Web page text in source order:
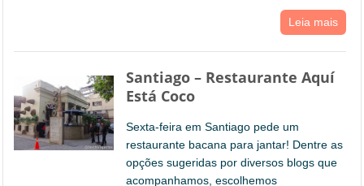
Leia mais
Santiago – Restaurante Aquí
Está Coco
Sexta-feira em Santiago pede um
restaurante bacana para jantar! Dentre as
opções sugeridas por diversos blogs que
acompanhamos, escolhemos